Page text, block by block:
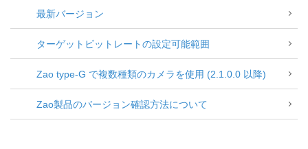
最新バージョン
ターゲットビットレートの設定可能範囲
Zao type-G で複数種類のカメラを使用 (2.1.0.0 以降)
Zao製品のバージョン確認方法について